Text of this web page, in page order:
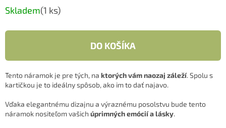
Jednotková
cena:
Skladem(1 ks)
DO KOŠÍKA
Tento náramok je pre tých, na ktorých vám naozaj záleží. Spolu s
kartičkou je to ideálny spôsob, ako im to dať najavo.
Vďaka elegantnému dizajnu a výraznému posolstvu bude tento
náramok nositeľom vašich úprimných emócií a lásky.